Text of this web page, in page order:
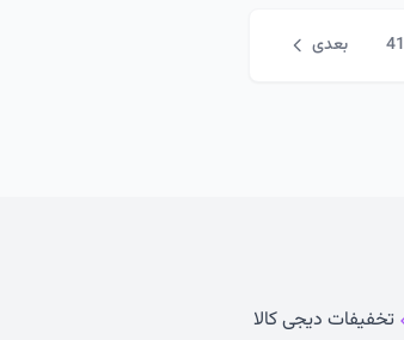
41 بعدی
تخفیفات دیجی کالا